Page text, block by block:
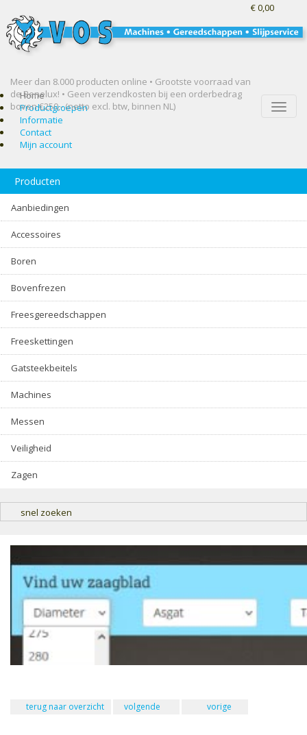
Meer dan 8.000 producten online • Grootste voorraad van
de Benelux! • Geen verzendkosten bij een orderbedrag
boven €250,- (netto excl. btw, binnen NL)
€ 0,00
Toggle
Home
Productgroepen
Informatie
Contact
Mijn account
Producten
Aanbiedingen
Accessoires
Boren
Bovenfrezen
Freesgereedschappen
Freeskettingen
Gatsteekbeitels
Machines
Messen
Veiligheid
Zagen
snel zoeken
terug naar overzicht volgende vorige